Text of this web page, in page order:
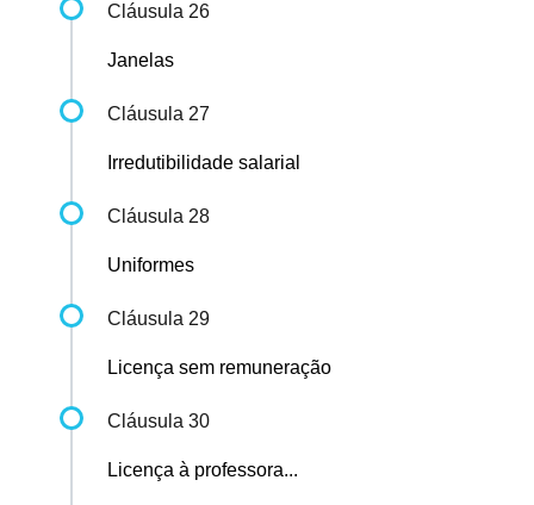
Cláusula 26
Janelas
Cláusula 27
Irredutibilidade salarial
Cláusula 28
Uniformes
Cláusula 29
Licença sem remuneração
Cláusula 30
Licença à professora...